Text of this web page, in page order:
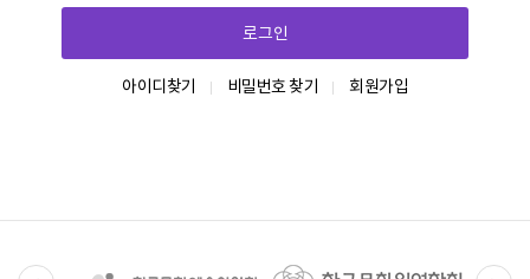
아이디찾기 비밀번호 찾기 회원가입